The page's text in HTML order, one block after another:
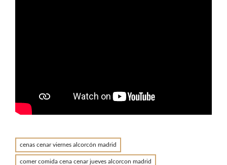
cenas cenar viernes alcorcón madrid
comer comida cena cenar jueves alcorcon madrid